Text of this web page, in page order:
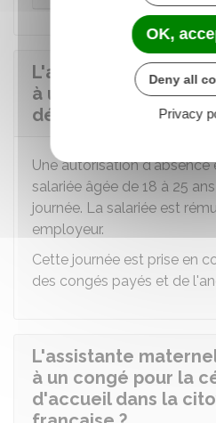
L'assistante
à un congé pour la
défense et de la
Une autorisation d'absence
salariée âgée de 18 à 25
journée. La salariée est
employeur.
Cette journée est prise en
des congés payés et de
L'assistante
à un congé pour la
d'accueil dans la
OK,
Deny all
Privacy